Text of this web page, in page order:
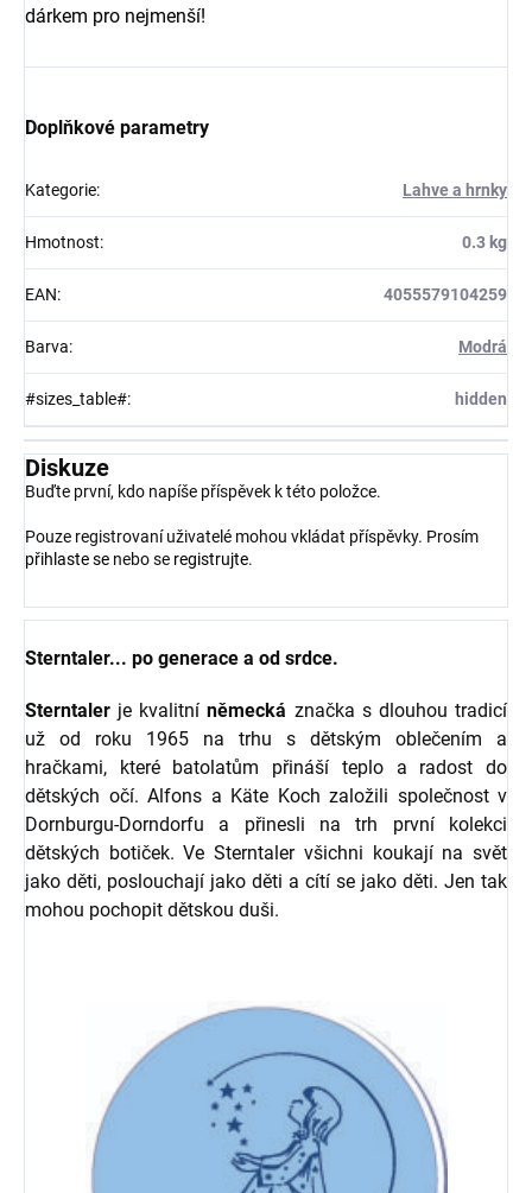
dárkem pro nejmenší!
Doplňkové parametry
Kategorie: Lahve a hrnky
Hmotnost: 0.3 kg
EAN: 4055579104259
Barva: Modrá
#sizes_table#: hidden
Diskuze
Buďte první, kdo napíše příspěvek k této položce.
Pouze registrovaní uživatelé mohou vkládat příspěvky. Prosím
přihlaste se nebo se registrujte.
Sterntaler... po generace a od srdce.
Sterntaler je kvalitníněmecká značka s dlouhou tradicí
už od roku 1965 na trhu s dětským oblečením a
hračkami, které batolatům přináší teplo a radost do
dětských očí. Alfons a Käte Koch založili společnost v
Dornburgu-Dorndorfu a přinesli na trh první kolekci
dětských botiček. Ve Sterntaler všichni koukají na svět
jako děti, poslouchají jako děti a cítí se jako děti. Jen tak
mohou pochopit dětskou duši.